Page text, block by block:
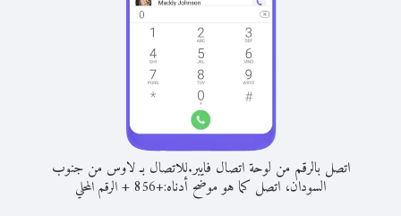
اتصل بالرقم من لوحة اتصال فايبر.للاتصال بـ لاوس من جنوب
السودان، اتصل كما هو موضح أدناه:+
856
+الرقم المحلي